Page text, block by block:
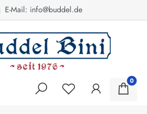
E-Mail: info@buddel.de
0